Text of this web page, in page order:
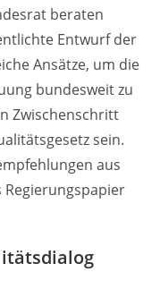
beraten
Entwurf der
Ansätze, um die
bundesweit zu
Zwischenschritt
sein.
aus
Regierungspapier